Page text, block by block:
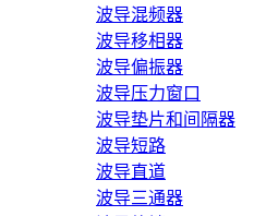
波导混频器
波导移相器
波导偏振器
波导压力窗口
波导垫片和间隔器
波导短路
波导直道
波导三通器